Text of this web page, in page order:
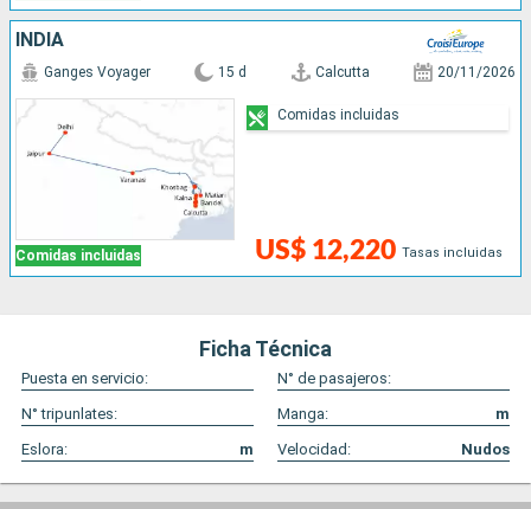
INDIA
Comidas incluidas
Ganges Voyager 15 d Calcutta 20/11/2026
US$ 12,220 Tasas incluidas
Comidas incluidas
Ficha Técnica
Puesta en servicio:
N° de pasajeros:
N° tripunlates:
Manga:
m
Eslora:
m Velocidad: Nudos